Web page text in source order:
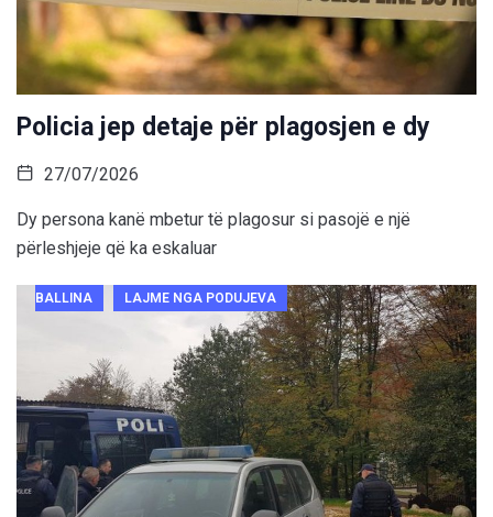
Policia jep detaje për plagosjen e dy
27/07/2026
Dy persona kanë mbetur të plagosur si pasojë e një
përleshjeje që ka eskaluar
BALLINA LAJME NGA PODUJEVA